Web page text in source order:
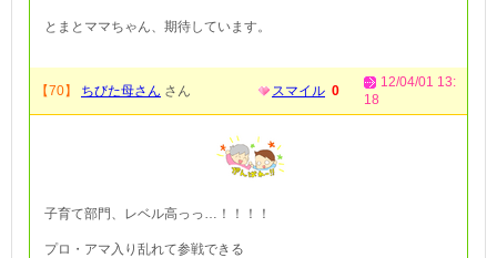
とまとママちゃん、期待しています。
【70】 ちびた母さん さん スマイル 0
12/04/01 13:
18
子育て部門、レベル高っっ…！！！！
プロ・アマ入り乱れて参戦できる